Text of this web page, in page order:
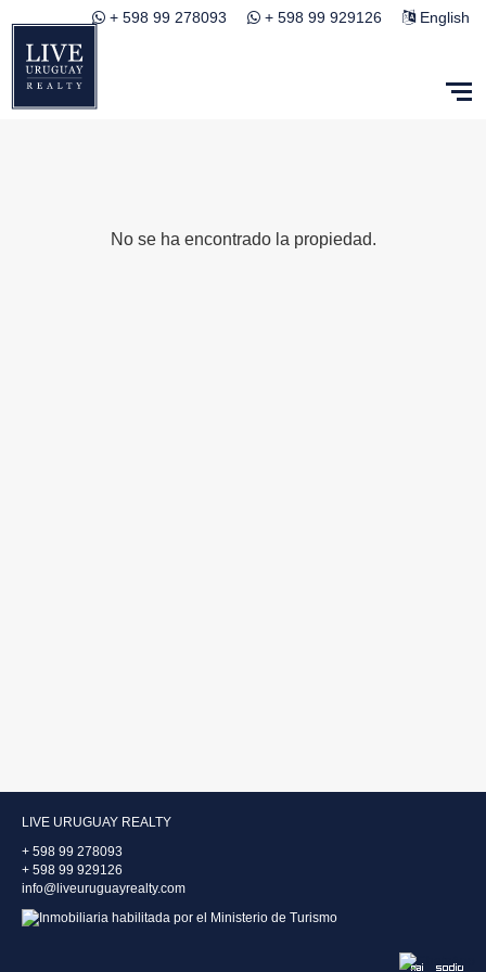
+ 598 99 278093 + 598 99 929126 English
No se ha encontrado la propiedad.
LIVE URUGUAY REALTY
+ 598 99 278093
+ 598 99 929126
info@liveuruguayrealty.com